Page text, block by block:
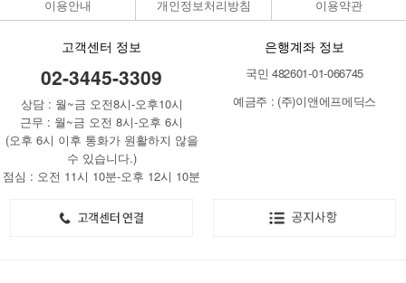
이용안내
개인정보처리방침 이용약관
고객센터 정보
02-3445-3309
상담 : 월~금 오전8시-오후10시
근무 : 월~금 오전 8시-오후 6시
(오후 6시 이후 통화가 원활하지 않을
수 있습니다.)
점심 : 오전 11시 10분-오후 12시 10분
은행계좌 정보
국민 482601-01-066745
예금주 : (주)이앤에프메딕스